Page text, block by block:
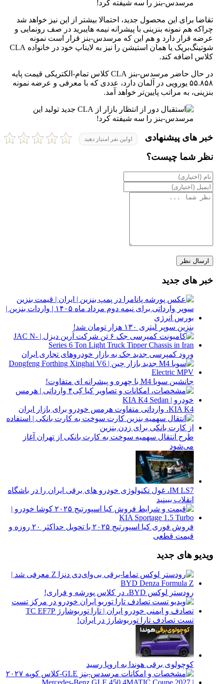
تقاضا برای این محصول جدید، احتمالا بیشتر از این نیز خواهد شد
چراکه هم نمونه بنزینی با پیشرانه نیمه هایبرید در صف رونمایی و
عرضه قرار دارد و هم این که مرسدس-بنز قرار است نمونه
شوتینگ‌بریک یا همان استیشن را نیز به لایناپ خود در خانواده CLA
کلاس اضافه کند.
در حال حاضر مرسدس-بنز CLA کلاس تمام-الکتریکی قیمت پایه
۵۵.۸۵۸ یورویی در آلمان دارد، عددی که با معرفی و عرضه نمونه
بنزینی، به مراتب پایین‌تر خواهد آمد.
اولین نفر امتیاز دهید
خبر های پیشنهادی
نظر شما چیست؟
خبر های جدید
بنزین سوپر لیتری ۱۳۰ هزار تومان شد!
ورود کمپرسی جدید جک به بازار خودروهای تجاری ایران
جانشین سوبا M4 با چهره و پیشرانه ای متفاوت!
KIA K4، وارداتی متفاوت هرمس خودرو برای بازار ایران
طرح انتقال سهمیه سوخت به کارت بانکی از تهران آغاز
می‌شود
IM LS7، غول تکنولوژی خودرو های برقی ایران را در باشگاه
انقلاب ببینید
فروش فوری کیا اسپورتیج ۲۰۲۵ با تحویل حداکثر ۲۰ روزه و
قیمت قطعی
ویدیو های جدید
رودستر لوکس BYD، در کلاس پورشه و فراری!
تست تصادف تارا توربوشارژ در ایران!
کوچولوی برقی هوندا به اروپا رسید